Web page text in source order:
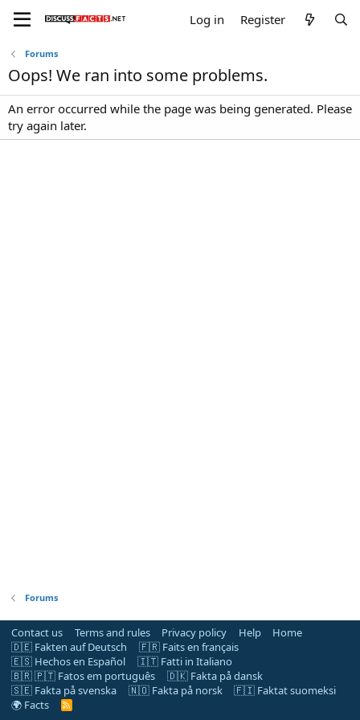
Log in Register
Forums
Oops! We ran into some problems.
An error occurred while the page was being generated. Please
try again later.
Forums
Contact us Terms and rules Privacy policy Help
Home
🇩🇪 Fakten auf Deutsch
🇫🇷 Faits en français
🇪🇸 Hechos en Español
🇮🇹 Fatti in Italiano
🇧🇷 🇵🇹 Fatos em português
🇩🇰 Fakta på dansk
🇸🇪 Fakta på svenska
🇳🇴 Fakta på norsk
🇫🇮 Faktat suomeksi
🌍 Facts
R